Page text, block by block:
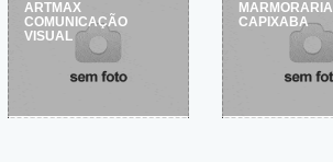
ARTMAX
COMUNICAÇÃO
VISUAL
MARMORARIA
CAPIXABA